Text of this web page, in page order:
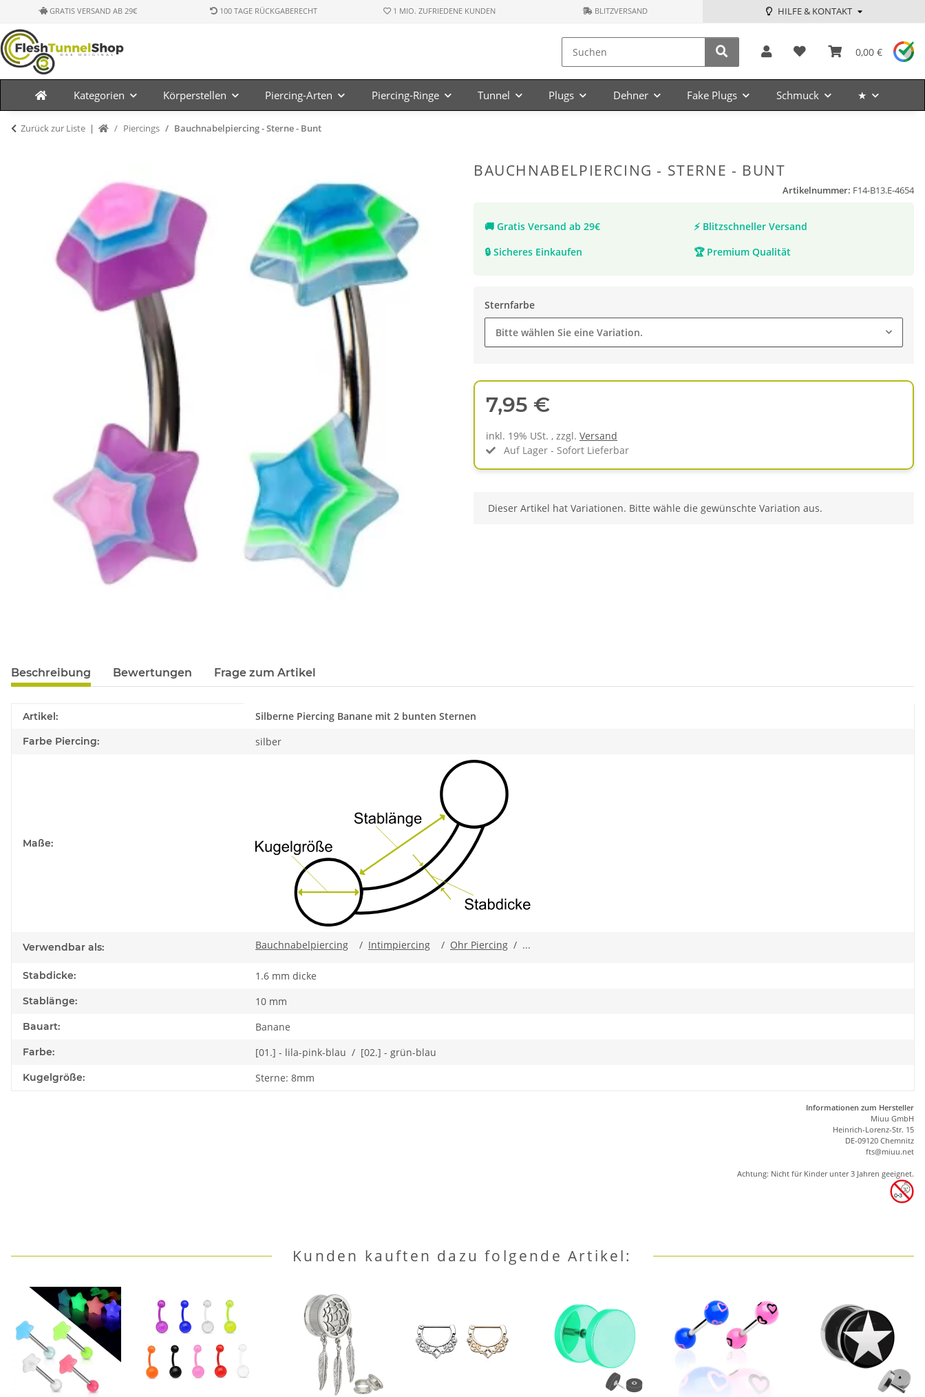
GRATIS VERSAND AB 29€ 100 TAGE RÜCKGABERECHT 1 MIO. ZUFRIEDENE KUNDEN BLITZVERSAND HILFE & KONTAKT
0,00 €
Kategorien Körperstellen Piercing-Arten Piercing-Ringe Tunnel Plugs Dehner Fake Plugs Schmuck ★
Zurück zur Liste Piercings Bauchnabelpiercing - Sterne - Bunt
BAUCHNABELPIERCING - STERNE - BUNT
Artikelnummer: F14-B13.E-4654
🚚 Gratis Versand ab 29€ ⚡ Blitzschneller Versand
🔒 Sicheres Einkaufen 🏆 Premium Qualität
Sternfarbe
Bitte wählen Sie eine Variation.
7,95 €
inkl. 19% USt. , zzgl. Versand
Auf Lager - Sofort Lieferbar
x
Dieser Artikel hat Variationen. Bitte wähle die gewünschte Variation aus.
Beschreibung Bewertungen Frage zum Artikel
Produkteigenschaft
Wert
Artikel: Silberne Piercing Banane mit 2 bunten Sternen
Farbe Piercing: silber
Maße:
Verwendbar als: Bauchnabelpiercing / Intimpiercing / Ohr Piercing / ...
Stabdicke: 1.6 mm dicke
Stablänge: 10 mm
Bauart: Banane
Farbe: [01.] - lila-pink-blau / [02.] - grün-blau
Kugelgröße: Sterne: 8mm
Informationen zum Hersteller
Miuu GmbH
Heinrich-Lorenz-Str. 15
DE-09120 Chemnitz
fts@miuu.net
Achtung: Nicht für Kinder unter 3 Jahren geeignet.
Kunden kauften dazu folgende Artikel: